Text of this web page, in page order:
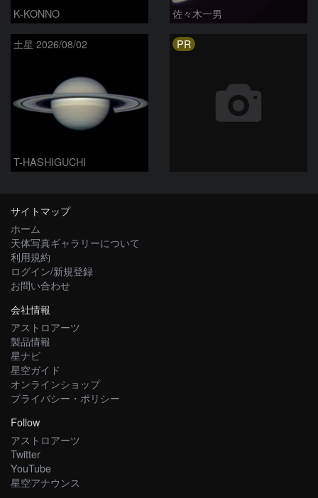
K-KONNO 佐々木一男
土星 2026/08/02
T-HASHIGUCHI
PR
サイトマップ
ホーム
天体写真ギャラリーについて
利用規約
ログイン/新規登録
お問い合わせ
会社情報
アストロアーツ
製品情報
星ナビ
星空ガイド
オンラインショップ
プライバシー・ポリシー
Follow
アストロアーツ
Twitter
YouTube
星空アナウンス